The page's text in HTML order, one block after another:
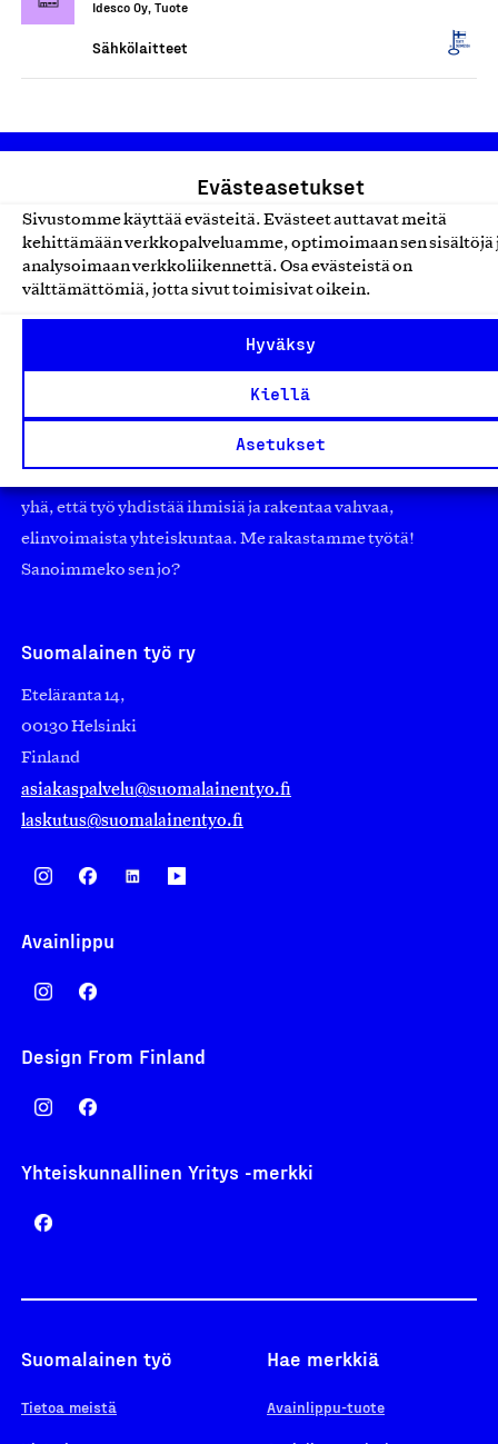
Evästeasetukset
Sivustomme käyttää evästeitä. Evästeet auttavat meitä
kehittämään verkkopalveluamme, optimoimaan sen sisältöjä
analysoimaan verkkoliikennettä. Osa evästeistä on
välttämättömiä, jotta sivut toimisivat oikein.
Hyväksy
Kiellä
Asetukset
Idesco Oy, Tuote
Sähkölaitteet
Olemme jäsentemme omistama puolueeton,
työmarkkinajärjestöistä riippumaton yhdistys.
Jäseninämme on koko suomalaisen yhteiskunnan kirjo
suuryrityksiin. Meidät on perustettu yli 100 vuotta sitten
edistämään suomalaista työtä ja teollisuutta sekä
yhä, että työ yhdistää ihmisiä ja rakentaa vahvaa,
elinvoimaista yhteiskuntaa. Me rakastamme työtä!
Sanoimmeko sen jo?
Suomalainen työ ry
Eteläranta 14,
00130 Helsinki
Finland
asiakaspalvelu@suomalainentyo.fi
laskutus@suomalainentyo.fi
Avainlippu
Design From Finland
Yhteiskunnallinen Yritys -merkki
Suomalainen työ
Tietoa meistä
Hae merkkiä
Avainlippu-tuote